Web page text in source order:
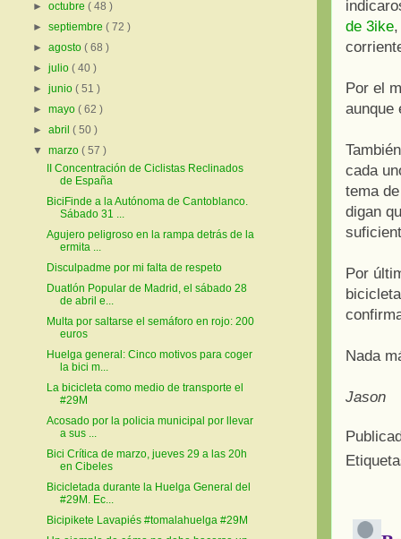
de 3ike
Por el
aunque
cada
tema
digan
Por
Nada
Jason
►octubre( 48 )
►septiembre( 72 )
►agosto( 68 )
►julio( 40 )
►junio( 51 )
►mayo( 62 )
►abril( 50 )
▼marzo( 57 )
II Concentración de Ciclistas Reclinados
de España
BiciFinde a la Autónoma de Cantoblanco.
Sábado 31 ...
Agujero peligroso en la rampa detrás de la
ermita ...
Disculpadme por mi falta de respeto
Duatlón Popular de Madrid, el sábado 28
de abril e...
Multa por saltarse el semáforo en rojo: 200
euros
Huelga general: Cinco motivos para coger
la bici m...
La bicicleta como medio de transporte el
#29M
Acosado por la policia municipal por llevar
a sus ...
Bici Crítica de marzo, jueves 29 a las 20h
en Cibeles
Bicicletada durante la Huelga General del
#29M. Ec...
Bicipikete Lavapiés #tomalahuelga #29M